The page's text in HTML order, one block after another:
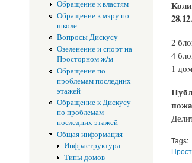
Обращение к властям
Обращение к мэру по
школе
Вопросы Дискусу
Озеленение и спорт на
Просторном ж/м
Обращение по
проблемам последних
этажей
Обращение к Дискусу
по проблемам
последних этажей
Общая информация
Инфраструктура
Типы домов
2
4
1
Tags: